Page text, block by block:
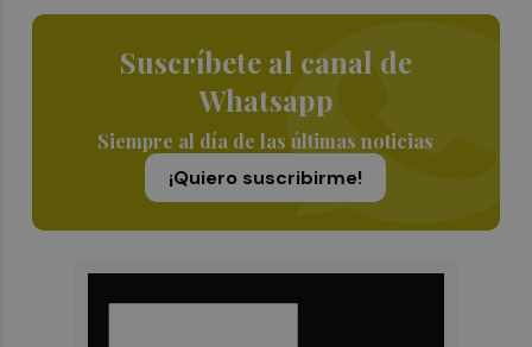
Suscríbete al canal de
Whatsapp
Siempre al día de las últimas noticias
¡Quiero suscribirme!